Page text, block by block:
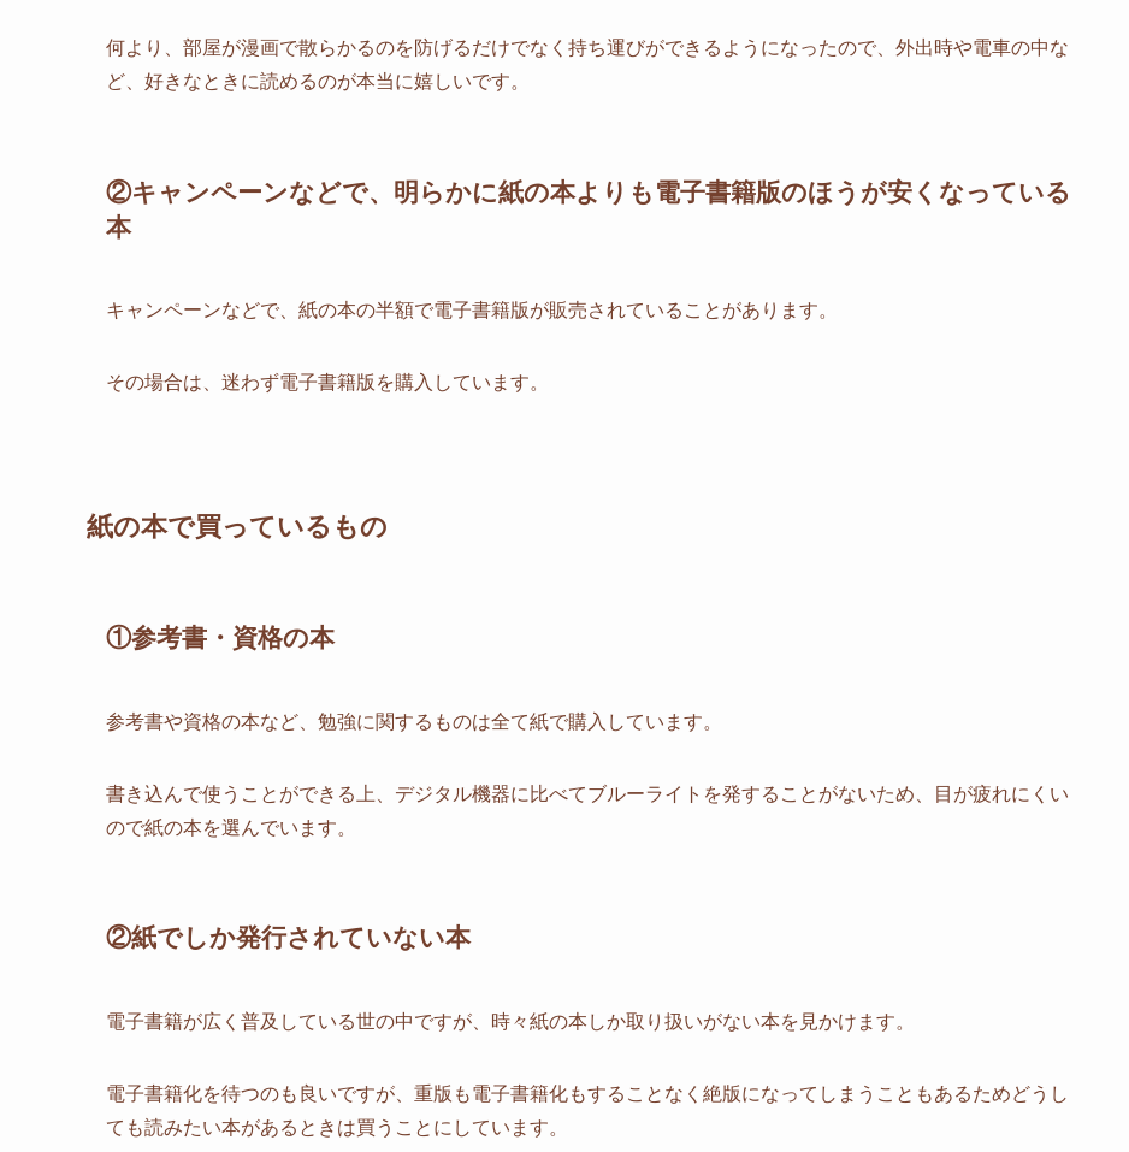
何より、部屋が漫画で散らかるのを防げるだけでなく持ち運びができるようになったので、外出時や電車の中な
ど、好きなときに読めるのが本当に嬉しいです。
②キャンペーンなどで、明らかに紙の本よりも電子書籍版のほうが安くなっている
本
キャンペーンなどで、紙の本の半額で電子書籍版が販売されていることがあります。
その場合は、迷わず電子書籍版を購入しています。
紙の本で買っているもの
①参考書・資格の本
参考書や資格の本など、勉強に関するものは全て紙で購入しています。
書き込んで使うことができる上、デジタル機器に比べてブルーライトを発することがないため、目が疲れにくい
ので紙の本を選んでいます。
②紙でしか発行されていない本
電子書籍が広く普及している世の中ですが、時々紙の本しか取り扱いがない本を見かけます。
電子書籍化を待つのも良いですが、重版も電子書籍化もすることなく絶版になってしまうこともあるためどうし
ても読みたい本があるときは買うことにしています。